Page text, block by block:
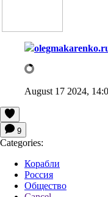
August 17 2024,
9
Categories:
Корабли
Россия
Общество